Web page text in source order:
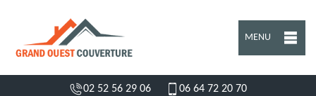
MENU
02 52 56 29 06 06 64 72 20 70